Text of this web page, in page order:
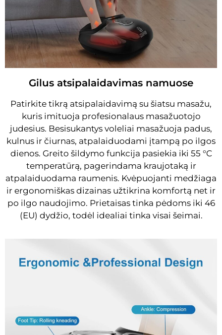
Gilus atsipalaidavimas namuose
Patirkite tikrą atsipalaidavimą su šiatsu masažu,
kuris imituoja profesionalaus masažuotojo
judesius. Besisukantys voleliai masažuoja padus,
kulnus ir čiurnas, atpalaiduodami įtampą po ilgos
dienos. Greito šildymo funkcija pasiekia iki 55 °C
temperatūrą, pagerindama kraujotaką ir
atpalaiduodama raumenis. Kvėpuojanti medžiaga
ir ergonomiškas dizainas užtikrina komfortą net ir
po ilgo naudojimo. Prietaisas tinka pėdoms iki 46
(EU) dydžio, todėl idealiai tinka visai šeimai.